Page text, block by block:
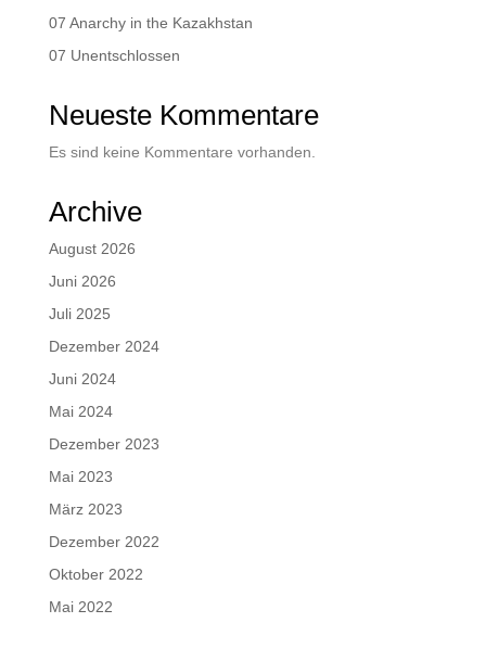
07 Anarchy in the Kazakhstan
07 Unentschlossen
Neueste Kommentare
Es sind keine Kommentare vorhanden.
Archive
August 2026
Juni 2026
Juli 2025
Dezember 2024
Juni 2024
Mai 2024
Dezember 2023
Mai 2023
März 2023
Dezember 2022
Oktober 2022
Mai 2022